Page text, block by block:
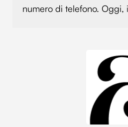
numero di telefono. Oggi,